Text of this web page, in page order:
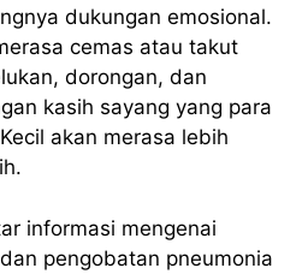
dukungan emosional.
cemas atau takut
dorongan, dan
kasih sayang yang para
akan merasa lebih
informasi mengenai
pengobatan pneumonia